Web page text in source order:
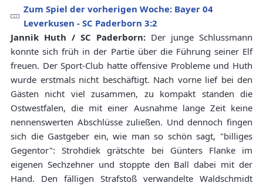
Zum Spiel der vorherigen Woche: Bayer 04
Leverkusen - SC Paderborn 3:2
Jannik Huth / SC Paderborn: Der junge Schlussmann
konnte sich früh in der Partie über die Führung seiner Elf
freuen. Der Sport-Club hatte offensive Probleme und Huth
wurde erstmals nicht beschäftigt. Nach vorne lief bei den
Gästen nicht viel zusammen, zu kompakt standen die
Ostwestfalen, die mit einer Ausnahme lange Zeit keine
nennenswerten Abschlüsse zuließen. Und dennoch fingen
sich die Gastgeber ein, wie man so schön sagt, "billiges
Gegentor": Strohdiek grätschte bei Günters Flanke im
eigenen Sechzehner und stoppte den Ball dabei mit der
Hand. Den fälligen Strafstoß verwandelte Waldschmidt